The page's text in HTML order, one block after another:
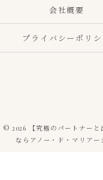
会社概要
プライバシーポリシ
© 2026 【究極のパートナー
ならアノー・ド・マリア